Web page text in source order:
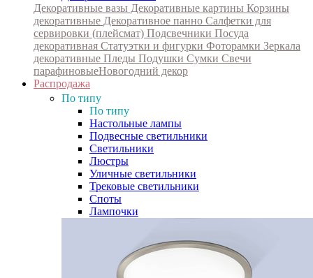
Декоративные вазы Декоративные картины Корзины
декоративные Декоративное панно Салфетки для
сервировки (плейсмат) Подсвечники Посуда
декоративная Статуэтки и фигурки Фоторамки Зеркала
декоративные Пледы Подушки Сумки Свечи
парафиновыеНовогодний декор
Распродажа
По типу
По типу
Настольные лампы
Подвесные светильники
Светильники
Люстры
Уличные светильники
Трековые светильники
Споты
Лампочки